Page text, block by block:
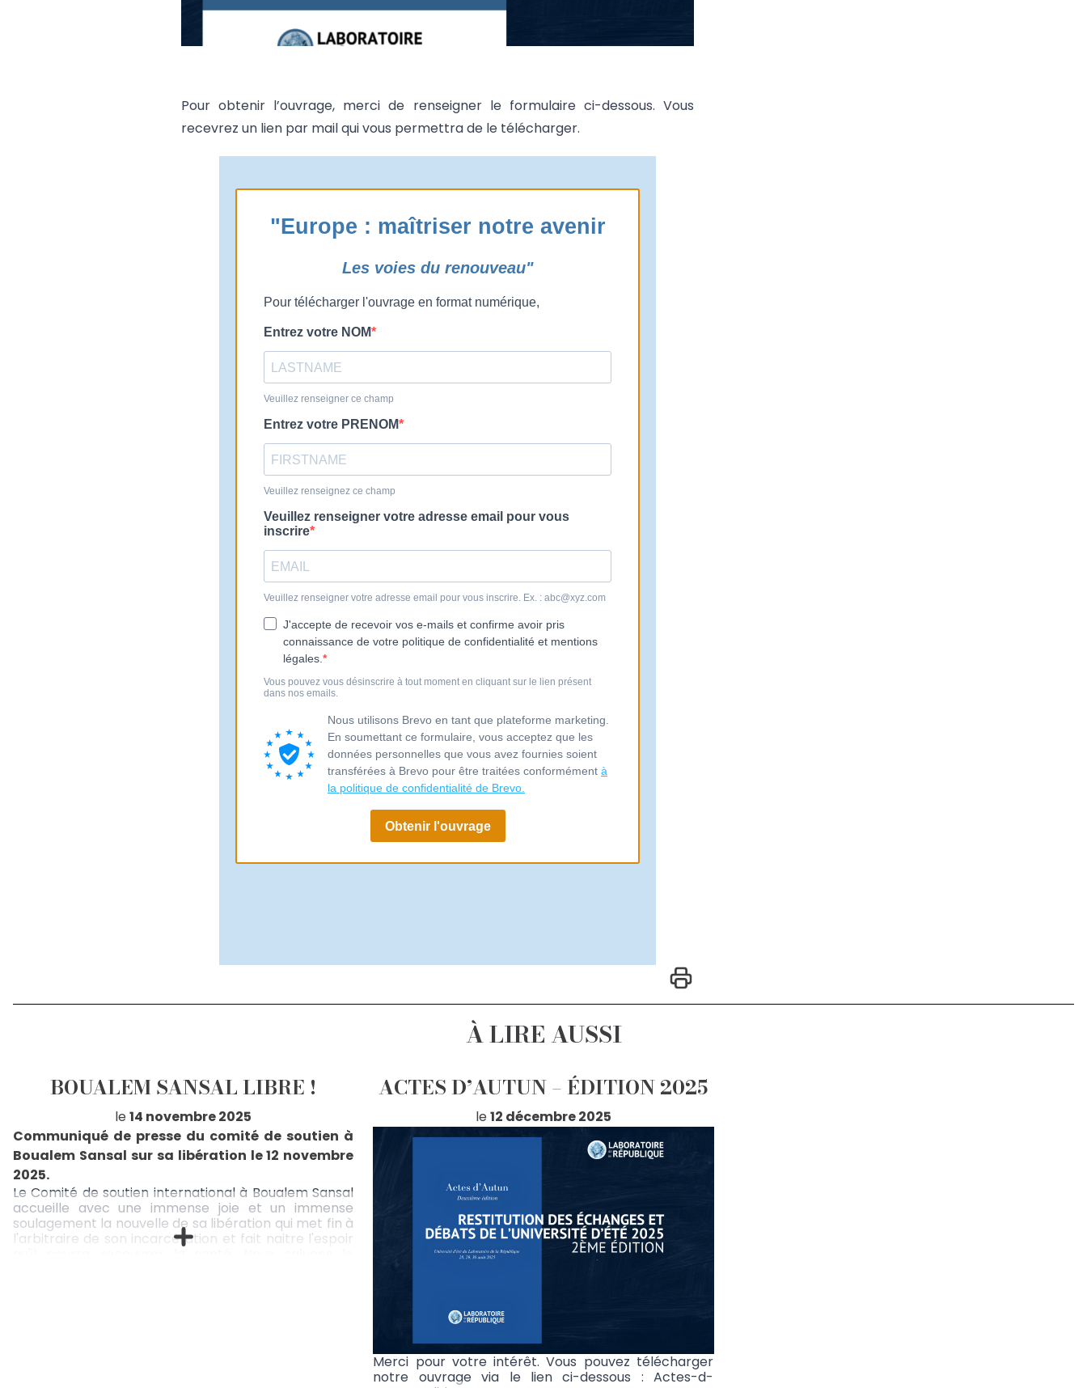
Pour obtenir l’ouvrage, merci de renseigner le formulaire ci-dessous. Vous
recevrez un lien par mail qui vous permettra de le télécharger.
À LIRE AUSSI
BOUALEM SANSAL LIBRE !
le14 novembre 2025
Communiqué de presse du comité de soutien à
Boualem Sansal sur sa libération le 12 novembre
2025.
Le Comité de soutien international à Boualem Sansal
accueille avec une immense joie et un immense
soulagement la nouvelle de sa libération qui met fin à
l'arbitraire de son incarcération et fait naitre l'espoir
ACTES D’AUTUN – ÉDITION 2025
le12 décembre 2025
Merci pour votre intérêt. Vous pouvez télécharger
notre ouvrage via le lien ci-dessous : Actes-d-